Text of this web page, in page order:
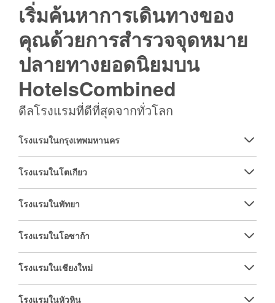
เริ่มค้นหาการเดินทางของ
คุณด้วยการสำรวจจุดหมาย
ปลายทางยอดนิยมบน
HotelsCombined
ดีลโรงแรมที่ดีที่สุดจากทั่วโลก
โรงแรมในกรุงเทพมหานคร
โรงแรมในโตเกียว
โรงแรมในพัทยา
โรงแรมในโอซาก้า
โรงแรมในเชียงใหม่
โรงแรมในหัวหิน